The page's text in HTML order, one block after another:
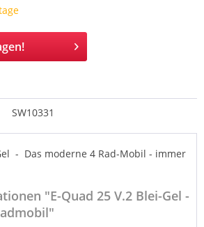
SW10331
- Das moderne 4 Rad-Mobil - immer
"E-Quad 25 V.2 Blei-Gel -